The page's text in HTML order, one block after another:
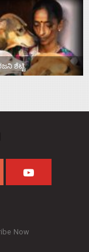
ಶೆಟ್ಟಿ
Now